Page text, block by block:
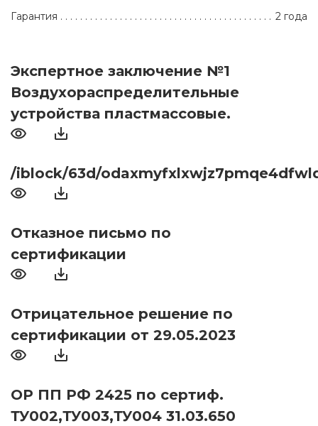
Гарантия
2 года
Экспертное заключение №1
Воздухораспределительные
устройства пластмассовые.
/iblock/63d/
Отказное письмо по
сертификации
Отрицательное решение по
сертификации от 29.05.2023
ОР ПП РФ 2425 по сертиф.
ТУ002,ТУ003,ТУ004 31.03.650